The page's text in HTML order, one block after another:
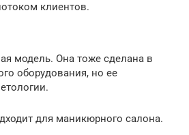
клиентов.
модель. Она тоже сделана в
оборудования, но ее
для маникюрного салона.